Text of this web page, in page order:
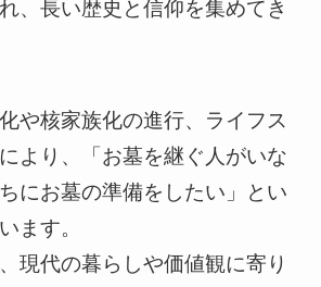
、長い歴史と信仰を集めてき
や核家族化の進行、ライフス
より、「お墓を継ぐ人がいな
にお墓の準備をしたい」とい
ます。
現代の暮らしや価値観に寄り